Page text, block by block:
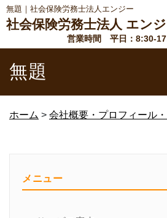
無題｜社会保険労務士法人エンジー
社会保険労務士法人 エン
営業時間 平日：8:30-
無題
ホーム > 会社概要・プロフィール
メニュー